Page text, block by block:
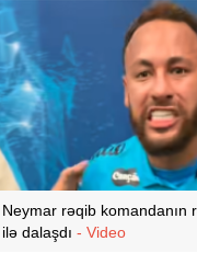
Neymar rəqib komandanın
ilə dalaşdı- Video